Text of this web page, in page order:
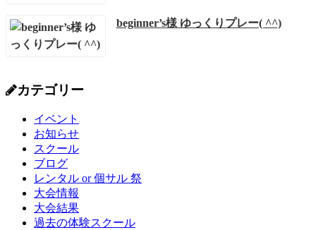
beginner’s様 ゆっくりプレー( ^^)
カテゴリー
イベント
お知らせ
スクール
ブログ
レンタル or 個サル 祭
大会情報
大会結果
過去の体験スクール